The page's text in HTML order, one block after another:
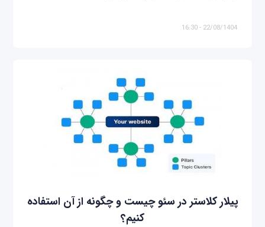
22/08/1404 - 16:30
پیلار کلاستر در سئو چیست و چگونه از آن استفاده
کنیم؟